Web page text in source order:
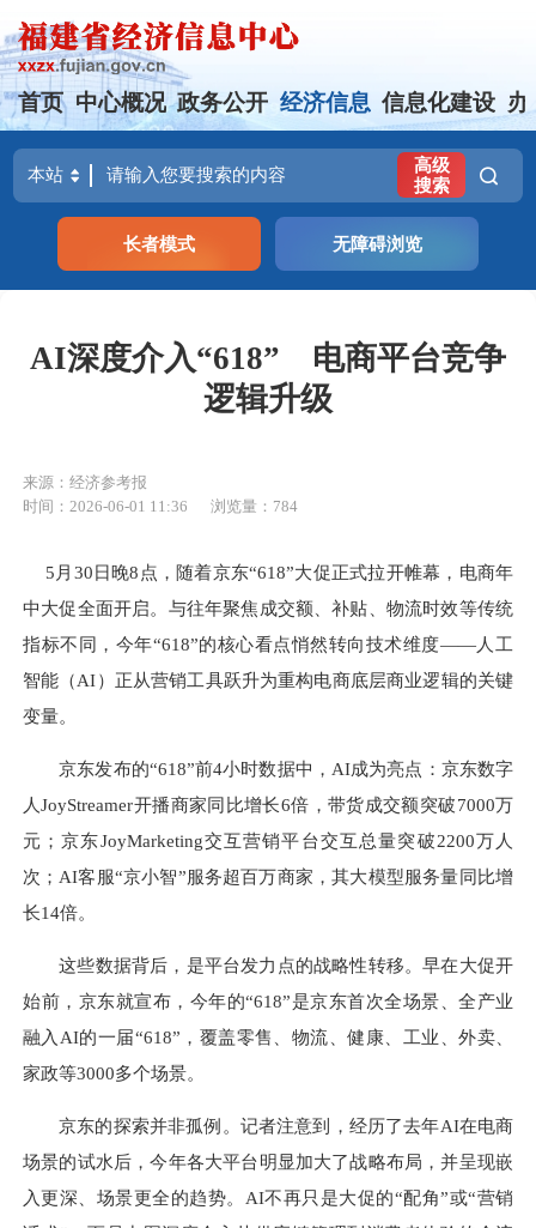
首页 中心概况 政务公开 经济信息 信息化建设 办
高级
搜索
长者模式 无障碍浏览
AI深度介入“618” 电商平台竞争
逻辑升级
来源：经济参考报
时间：2026-06-01 11:36
浏览量：784
5月30日晚8点，随着京东“618”大促正式拉开帷幕，电商年
中大促全面开启。与往年聚焦成交额、补贴、物流时效等传统
指标不同，今年“618”的核心看点悄然转向技术维度——人工
智能（AI）正从营销工具跃升为重构电商底层商业逻辑的关键
变量。
京东发布的“618”前4小时数据中，AI成为亮点：京东数字
人JoyStreamer开播商家同比增长6倍，带货成交额突破7000万
元；京东JoyMarketing交互营销平台交互总量突破2200万人
次；AI客服“京小智”服务超百万商家，其大模型服务量同比增
长14倍。
这些数据背后，是平台发力点的战略性转移。早在大促开
始前，京东就宣布，今年的“618”是京东首次全场景、全产业
融入AI的一届“618”，覆盖零售、物流、健康、工业、外卖、
家政等3000多个场景。
京东的探索并非孤例。记者注意到，经历了去年AI在电商
场景的试水后，今年各大平台明显加大了战略布局，并呈现嵌
入更深、场景更全的趋势。AI不再只是大促的“配角”或“营销